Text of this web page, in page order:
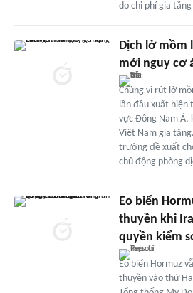
do chi phí gia
Dịch lở mồm
mới nguy cơ
Chủng vi rút lở
lần đầu xuất hiện
vực Đông Nam Á,
Việt Nam gia
trường đề xuất
chủ động phòng
Eo biển
thuyền khi
quyền kiểm
Eo biển Hormuz
thuyền vào thứ